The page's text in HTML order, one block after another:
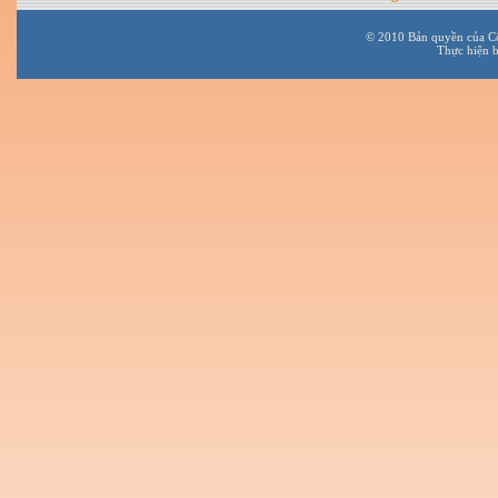
© 2010 Bản quyền của
Thực hiện